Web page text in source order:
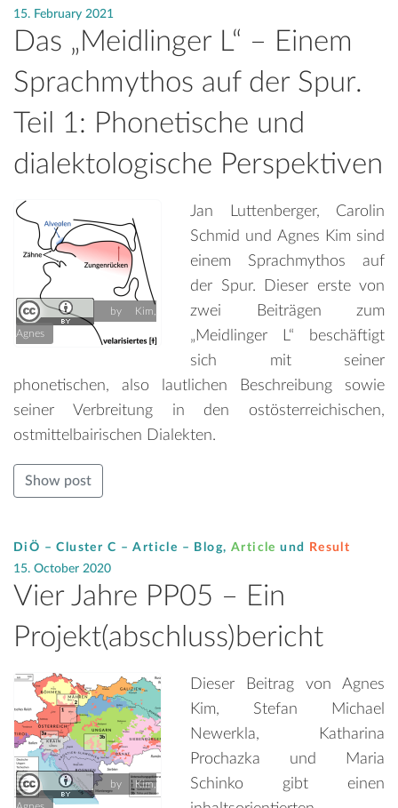
15. February 2021
Das „Meidlinger L“ – Einem
Sprachmythos auf der Spur.
Teil 1: Phonetische und
dialektologische Perspektiven
by Kim,
Agnes
Jan Luttenberger, Carolin
Schmid und Agnes Kim sind
einem Sprachmythos auf
der Spur. Dieser erste von
zwei Beiträgen zum
„Meidlinger L“ beschäftigt
sich mit seiner
phonetischen, also lautlichen Beschreibung sowie
seiner Verbreitung in den ostösterreichischen,
ostmittelbairischen Dialekten.
Show post
DiÖ – Cluster C – Article – Blog, Article und
Result
15. October 2020
Vier Jahre PP05 – Ein
Projekt(abschluss)bericht
by Kim,
Dieser Beitrag von Agnes
Kim, Stefan Michael
Newerkla, Katharina
Prochazka und Maria
Schinko gibt einen